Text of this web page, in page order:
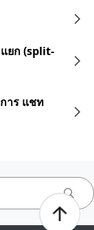
ยก (split-
าร แชท